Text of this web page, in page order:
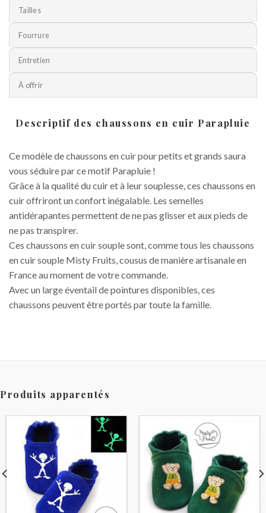
Tailles
Fourrure
Entretien
À offrir
Descriptif des chaussons en cuir Parapluie
Ce modèle de chaussons en cuir pour petits et grands saura
vous séduire par ce motif Parapluie !
Grâce à la qualité du cuir et à leur souplesse, ces chaussons en
cuir offriront un confort inégalable. Les semelles
antidérapantes permettent de ne pas glisser et aux pieds de
ne pas transpirer.
Ces chaussons en cuir souple sont, comme tous les chaussons
en cuir souple Misty Fruits, cousus de manière artisanale en
France au moment de votre commande.
Avec un large éventail de pointures disponibles, ces
chaussons peuvent être portés par toute la famille.
Produits apparentés